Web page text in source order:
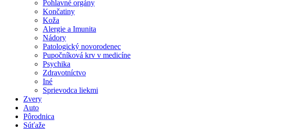
Pohlavné orgány
Končatiny
Koža
Alergie a Imunita
Nádory
Patologický novorodenec
Pupočníková krv v medicíne
Psychika
Zdravotníctvo
Iné
Sprievodca liekmi
Zvery
Auto
Pôrodnica
Súťaže